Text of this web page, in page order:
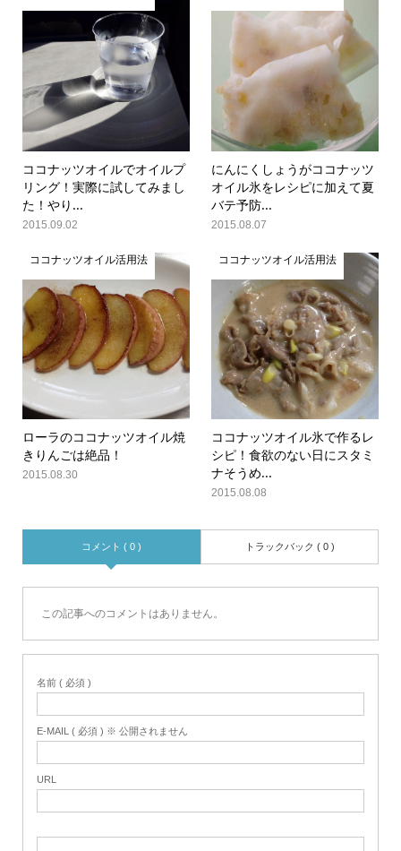
ココナッツオイルでオイルプ
リング！実際に試してみまし
た！やり...
2015.09.02
にんにくしょうがココナッツ
オイル氷をレシピに加えて夏
バテ予防...
2015.08.07
ココナッツオイル活用法
ローラのココナッツオイル焼
きりんごは絶品！
2015.08.30
ココナッツオイル活用法
ココナッツオイル氷で作るレ
シピ！食欲のない日にスタミ
ナそうめ...
2015.08.08
コメント ( 0 ) トラックバック ( 0 )
この記事へのコメントはありません。
名前 ( 必須 )
E-MAIL ( 必須 ) ※ 公開されません
URL